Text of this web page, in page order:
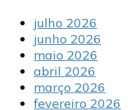
julho 2026
junho 2026
maio 2026
abril 2026
março 2026
fevereiro 2026